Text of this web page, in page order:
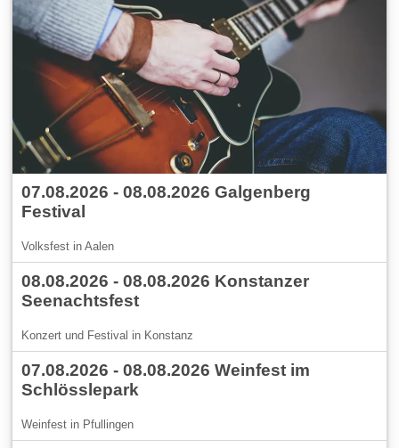
07.08.2026 - 08.08.2026 Galgenberg
Festival
Volksfest in Aalen
08.08.2026 - 08.08.2026 Konstanzer
Seenachtsfest
Konzert und Festival in Konstanz
07.08.2026 - 08.08.2026 Weinfest im
Schlösslepark
Weinfest in Pfullingen